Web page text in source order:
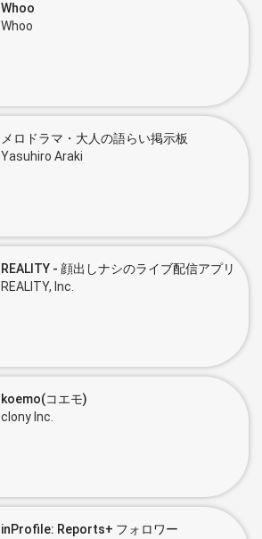
Whoo
Whoo
メロドラマ・大人の語らい掲示板
Yasuhiro Araki
REALITY - 顔出しナシのライブ配信アプリ
REALITY, Inc.
koemo(コエモ)
clony Inc.
inProfile: Reports+ フォロワー